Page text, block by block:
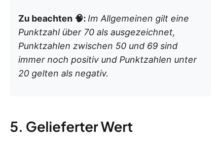
Zu beachten 🧠: Im Allgemeinen gilt eine
Punktzahl über 70 als ausgezeichnet,
Punktzahlen zwischen 50 und 69 sind
immer noch positiv und Punktzahlen unter
20 gelten als negativ.
5. Gelieferter Wert